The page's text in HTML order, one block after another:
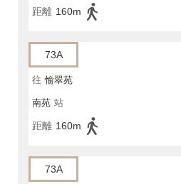
距離 160m
73A
往 愉翠苑
南苑 站
距離 160m
73A